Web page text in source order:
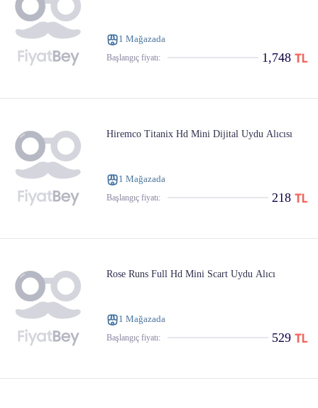
1 Mağazada
Başlangıç ​​fiyatı: 1,748
Hiremco Titanix Hd Mini Dijital Uydu Alıcısı
1 Mağazada
Başlangıç ​​fiyatı: 218
Rose Runs Full Hd Mini Scart Uydu Alıcı
1 Mağazada
Başlangıç ​​fiyatı: 529